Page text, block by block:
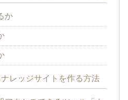
か
レッジサイトを作る方法